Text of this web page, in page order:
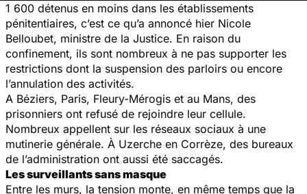
1 600 détenus en moins dans les établissements
pénitentiaires, c’est ce qu’a annoncé hier Nicole
Belloubet, ministre de la Justice. En raison du
confinement, ils sont nombreux à ne pas supporter les
restrictions dont la suspension des parloirs ou encore
l’annulation des activités.
A Béziers, Paris, Fleury-Mérogis et au Mans, des
prisonniers ont refusé de rejoindre leur cellule.
Nombreux appellent sur les réseaux sociaux à une
mutinerie générale. À Uzerche en Corrèze, des bureaux
de l’administration ont aussi été saccagés.
Les surveillants sans masque
Entre les murs, la tension monte, en même temps que la